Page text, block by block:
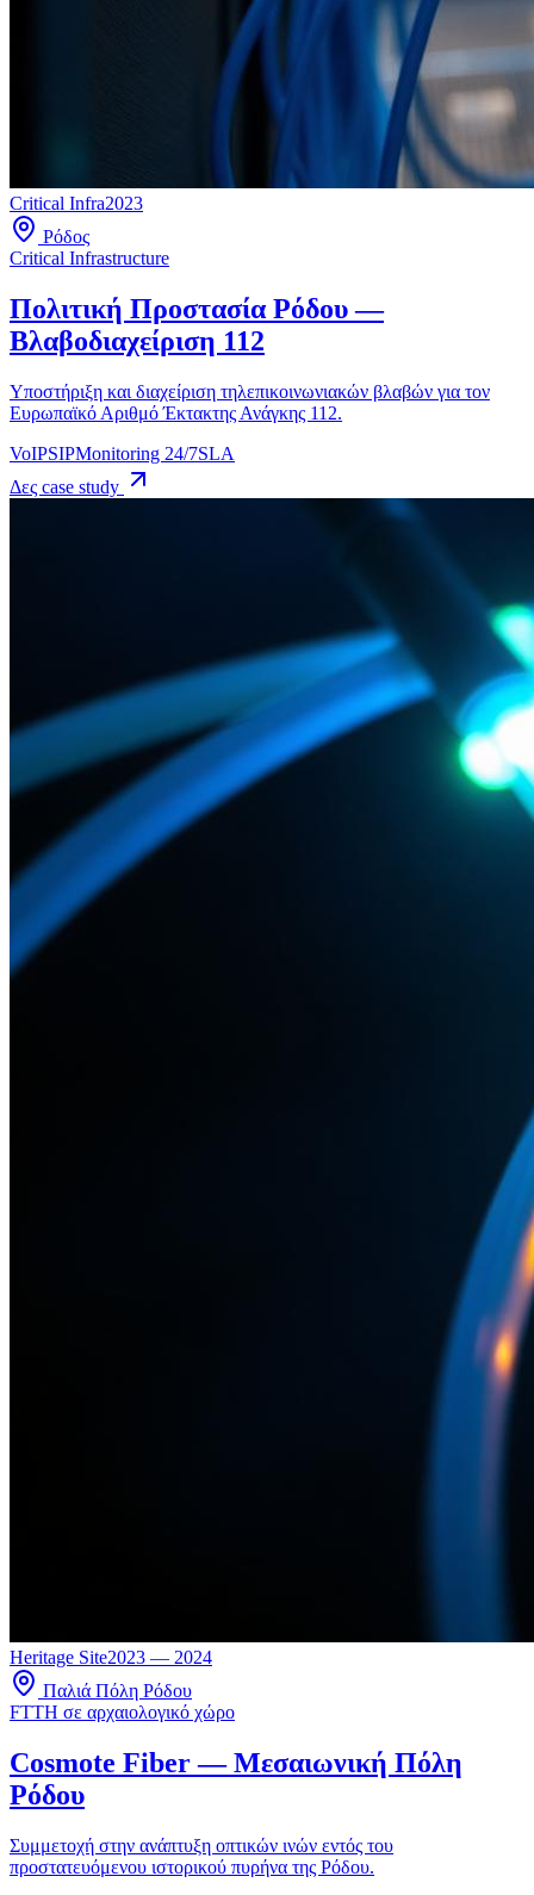
Critical Infra2023
Ρόδος
Critical Infrastructure
Πολιτική Προστασία Ρόδου —
Βλαβοδιαχείριση 112
Υποστήριξη και διαχείριση τηλεπικοινωνιακών βλαβών για τον
Ευρωπαϊκό Αριθμό Έκτακτης Ανάγκης 112.
VoIPSIPMonitoring 24/7SLA
Δες case study
Heritage Site2023 — 2024
Παλιά Πόλη Ρόδου
FTTH σε αρχαιολογικό χώρο
Cosmote Fiber — Μεσαιωνική Πόλη
Ρόδου
Συμμετοχή στην ανάπτυξη οπτικών ινών εντός του
προστατευόμενου ιστορικού πυρήνα της Ρόδου.